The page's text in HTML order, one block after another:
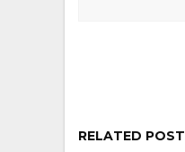
RELATED POST